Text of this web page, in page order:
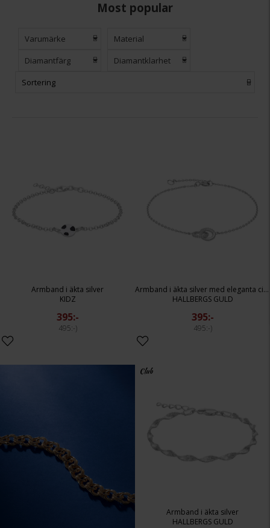
Most popular
Varumärke Material
Diamantfärg Diamantklarhet
Sortering
Armband i äkta silver
KIDZ
395:-
495:-
Armband i äkta silver med eleganta cirklar
HALLBERGS GULD
395:-
495:-
Club
Armband i äkta silver
HALLBERGS GULD